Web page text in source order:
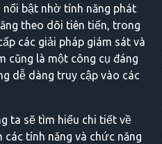
nổi bật nhờ tính năng phát
theo dõi tiên tiến, trong
các giải pháp giám sát và
cũng là một công cụ đáng
dễ dàng truy cập vào các
ta sẽ tìm hiểu chi tiết về
tính năng và chức năng